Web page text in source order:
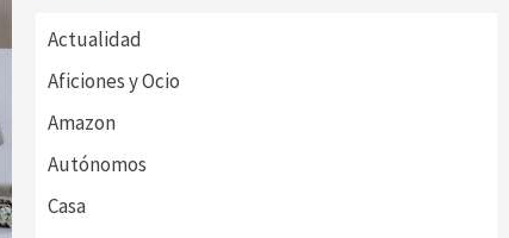
Actualidad
Aficiones y Ocio
Amazon
Autónomos
Casa